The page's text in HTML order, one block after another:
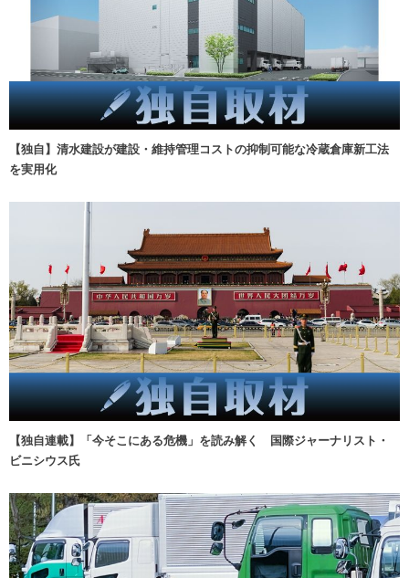
【独自】清水建設が建設・維持管理コストの抑制可能な冷蔵倉庫新工法
を実用化
【独自連載】「今そこにある危機」を読み解く 国際ジャーナリスト・
ビニシウス氏